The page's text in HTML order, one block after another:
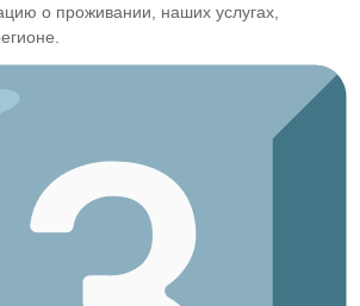
о проживании, наших услугах,